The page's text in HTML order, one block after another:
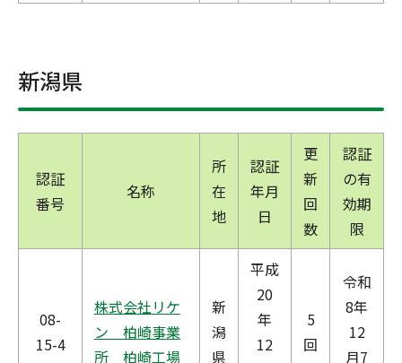
新潟県
認証
番号
名称
所
在
地
認証
年月
日
更
新
回
数
認証
の有
効期
限
08-
15-4
株式会社リケ
ン 柏崎事業
所 柏崎工場
新
潟
県
平成
20
年
12
5
回
令和
8年
12
月7